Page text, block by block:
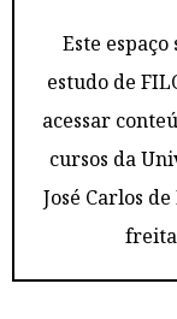
Este
estudo de
acessar
cursos da
José Carlos